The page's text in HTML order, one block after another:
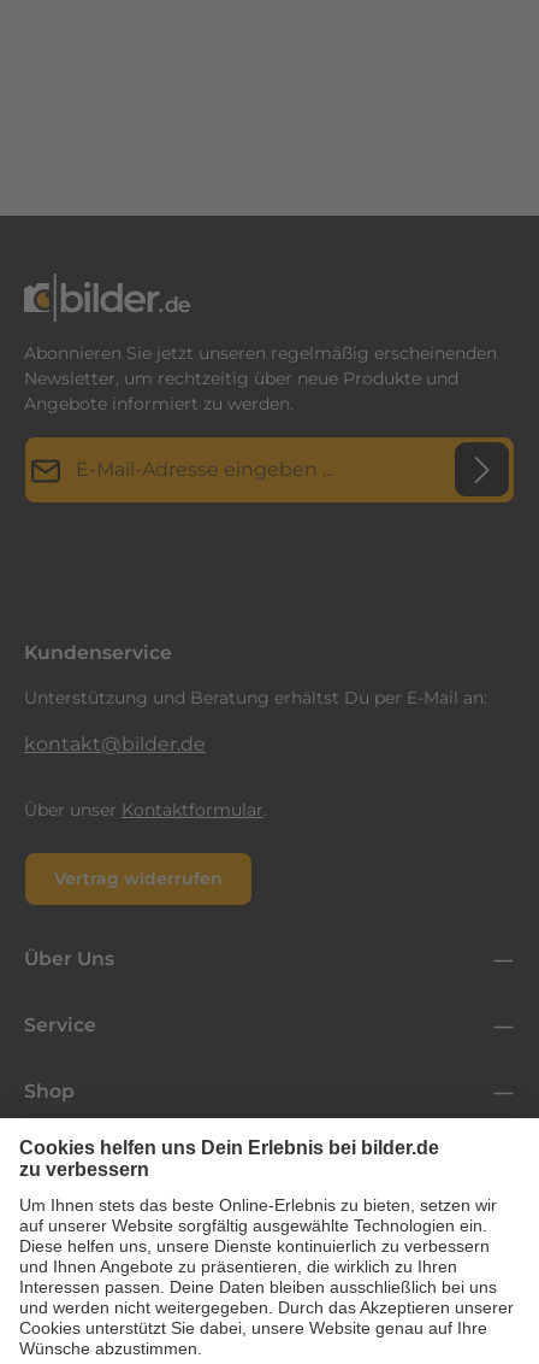
Abonnieren Sie jetzt unseren regelmäßig erscheinenden
Newsletter, um rechtzeitig über neue Produkte und
Angebote informiert zu werden.
E-Mail-Adresse*
Kundenservice
Unterstützung und Beratung erhältst Du per E-Mail an:
kontakt@bilder.de
Über unser Kontaktformular.
Vertrag widerrufen
Über Uns
Service
Shop
Folge uns